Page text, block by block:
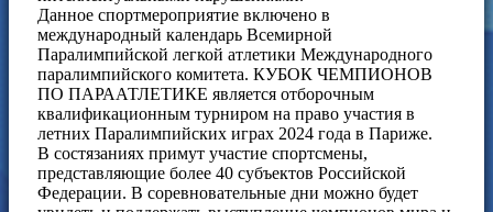
Данное спортмероприятие включено в
международный календарь Всемирной
Паралимпийской легкой атлетики Международного
паралимпийского комитета. КУБОК ЧЕМПИОНОВ
ПО ПАРААТЛЕТИКЕ является отборочным
квалификационным турниром на право участия в
летних Паралимпийских играх 2024 года в Париже.
В состязаниях примут участие спортсмены,
представляющие более 40 субъектов Российской
Федерации. В соревновательные дни можно будет